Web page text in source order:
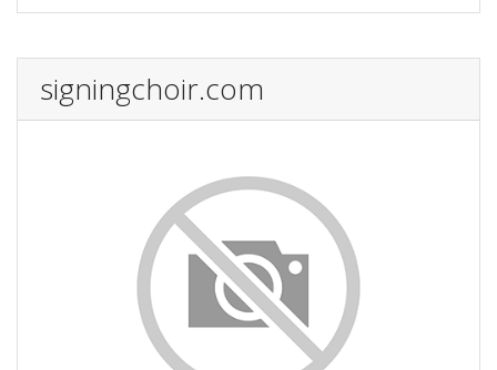
signingchoir.com